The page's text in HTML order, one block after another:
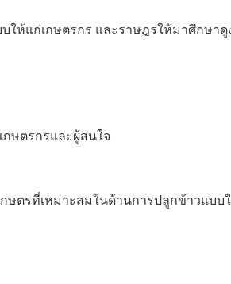
ให้แก่เกษตรกร และราษฎรให้มาศึกษ
ษตรกรและผู้สนใจ
กษตรที่เหมาะสมในด้านการปลูกข้าวแบ